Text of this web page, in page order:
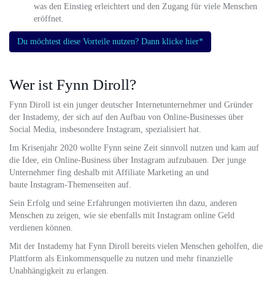
was den Einstieg erleichtert und den Zugang für viele Menschen
eröffnet.
Du möchtest diese Vorteile nutzen? Dann klicke hier*
Wer ist Fynn Diroll?
Fynn Diroll ist ein junger deutscher Internetunternehmer und Gründer
der Instademy, der sich auf den Aufbau von Online-Businesses über
Social Media, insbesondere Instagram, spezialisiert hat.
Im Krisenjahr 2020 wollte Fynn seine Zeit sinnvoll nutzen und kam auf
die Idee, ein Online-Business über Instagram aufzubauen. Der junge
Unternehmer fing deshalb mit Affiliate Marketing an und
baute Instagram-Themenseiten auf.
Sein Erfolg und seine Erfahrungen motivierten ihn dazu, anderen
Menschen zu zeigen, wie sie ebenfalls mit Instagram online Geld
verdienen können.
Mit der Instademy hat Fynn Diroll bereits vielen Menschen geholfen, die
Plattform als Einkommensquelle zu nutzen und mehr finanzielle
Unabhängigkeit zu erlangen.